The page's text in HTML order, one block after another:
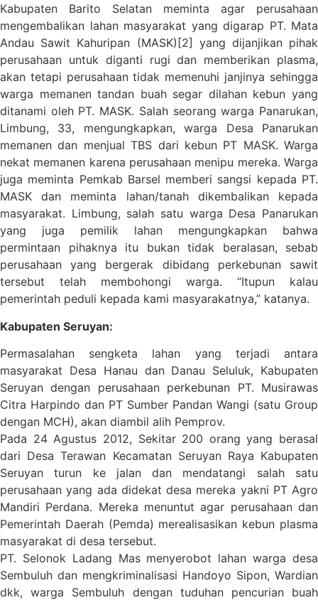
Kabupaten Barito Selatan meminta agar perusahaan
mengembalikan lahan masyarakat yang digarap PT. Mata
Andau Sawit Kahuripan (MASK)[2] yang dijanjikan pihak
perusahaan untuk diganti rugi dan memberikan plasma,
akan tetapi perusahaan tidak memenuhi janjinya sehingga
warga memanen tandan buah segar dilahan kebun yang
ditanami oleh PT. MASK. Salah seorang warga Panarukan,
Limbung, 33, mengungkapkan, warga Desa Panarukan
memanen dan menjual TBS dari kebun PT MASK. Warga
nekat memanen karena perusahaan menipu mereka. Warga
juga meminta Pemkab Barsel memberi sangsi kepada PT.
MASK dan meminta lahan/tanah dikembalikan kepada
masyarakat. Limbung, salah satu warga Desa Panarukan
yang juga pemilik lahan mengungkapkan bahwa
permintaan pihaknya itu bukan tidak beralasan, sebab
perusahaan yang bergerak dibidang perkebunan sawit
tersebut telah membohongi warga. “Itupun kalau
pemerintah peduli kepada kami masyarakatnya,” katanya.
Kabupaten Seruyan:
Permasalahan sengketa lahan yang terjadi antara
masyarakat Desa Hanau dan Danau Seluluk, Kabupaten
Seruyan dengan perusahaan perkebunan PT. Musirawas
Citra Harpindo dan PT Sumber Pandan Wangi (satu Group
dengan MCH), akan diambil alih Pemprov.
Pada 24 Agustus 2012, Sekitar 200 orang yang berasal
dari Desa Terawan Kecamatan Seruyan Raya Kabupaten
Seruyan turun ke jalan dan mendatangi salah satu
perusahaan yang ada didekat desa mereka yakni PT Agro
Mandiri Perdana. Mereka menuntut agar perusahaan dan
Pemerintah Daerah (Pemda) merealisasikan kebun plasma
masyarakat di desa tersebut.
PT. Selonok Ladang Mas menyerobot lahan warga desa
Sembuluh dan mengkriminalisasi Handoyo Sipon, Wardian
dkk, warga Sembuluh dengan tuduhan pencurian buah